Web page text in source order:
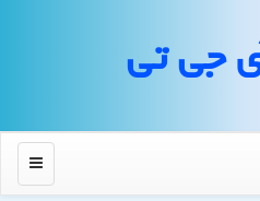
جی تی
منو